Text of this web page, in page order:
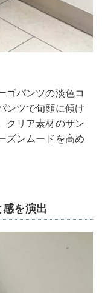
ゴパンツの淡色コ
ンツで旬顔に傾け
クリア素材のサン
ズンムードを高め
を演出